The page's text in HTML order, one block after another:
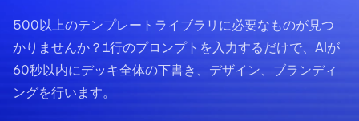
500以上のテンプレートライブラリに必要なものが見つ
かりませんか？1行のプロンプトを入力するだけで、AIが
60秒以内にデッキ全体の下書き、デザイン、ブランディ
ングを行います。